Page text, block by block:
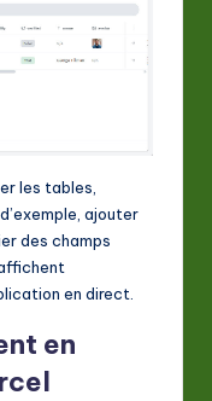
les tables,
ajouter
des champs
en direct.
en